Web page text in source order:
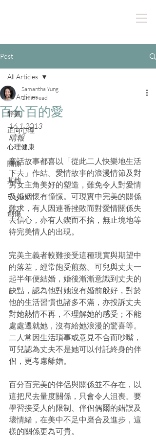
Post
All Articles
靜觀
正向心理
心理健康
關係
其他
English
創傷
All Articles
百分百的愛
Samantha Yung
1 min read
16.1.2013
晴報
童話故事都喜以「從此二人快樂地生活
下去」作結。愛情故事的浪漫情節及對
男女主角美好的塑造，難免令人對愛情
及婚姻懷有憧憬。可現實中完美的關係
難求，有人因連番挫敗而對愛情關係失
去信心，亦有人鍥而不捨，無止境地等
待完美情人的出現。
完美主義者較難接受這種現實與期望中
的落差，經常飽受煎熬。可兒與丈夫一
起半年便結婚，婚後漸漸意識到丈夫的
缺點，認為他對她沒有婚前般好，對於
他的生活習慣也諸多不滿，亦投訴丈夫
對她熱情不再，不理解她的感受；不能
處處遷就她，沒有給她浪漫的驚喜等。
二人常因生活瑣事或意見不合而吵嘴，
可兒認為丈夫不是她可以付託終身的伴
侶，更考慮離婚。
百分百完美的伴侶與關係並不存在，以
這把尺去量度關係，只會令人沮喪。要
學習接受人的限制、伴侶偶爾的錯誤及
壞情緒，在美中不足中磨合及進步，這
樣的關係更為可貴。